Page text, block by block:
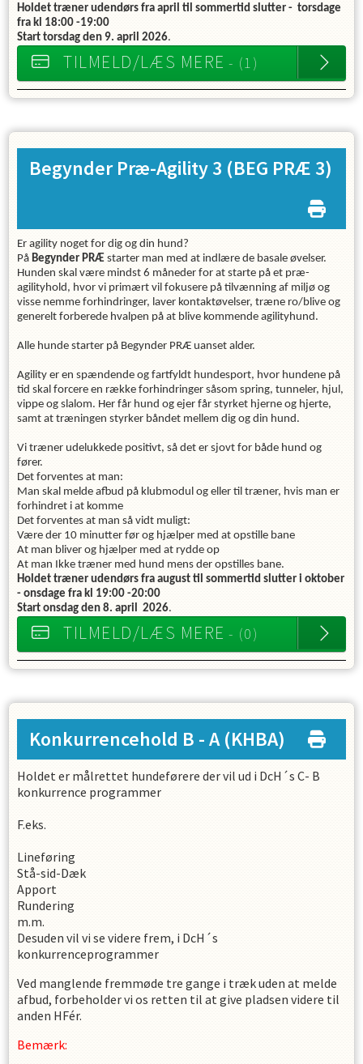
Holdet træner udendørs fra april til sommertid slutter - torsdage
fra kl 18:00 -19:00
Start torsdag den 9. april 2026.
TILMELD/LÆS MERE - (1)
Begynder Præ-Agility 3 (BEG PRÆ 3)
Er agility noget for dig og din hund?
På Begynder PRÆ starter man med at indlære de basale øvelser.
Hunden skal være mindst 6 måneder for at starte på et præ-
agilityhold, hvor vi primært vil fokusere på tilvænning af miljø og
visse nemme forhindringer, laver kontaktøvelser, træne ro/blive og
generelt forberede hvalpen på at blive kommende agilityhund.
Alle hunde starter på Begynder PRÆ uanset alder.
Agility er en spændende og fartfyldt hundesport, hvor hundene på
tid skal forcere en række forhindringer såsom spring, tunneler, hjul,
vippe og slalom. Her får hund og ejer får styrket hjerne og hjerte,
samt at træningen styrker båndet mellem dig og din hund.
Vi træner udelukkede positivt, så det er sjovt for både hund og
fører.
Det forventes at man:
Man skal melde afbud på klubmodul og eller til træner, hvis man er
forhindret i at komme
Det forventes at man så vidt muligt:
Være der 10 minutter før og hjælper med at opstille bane
At man bliver og hjælper med at rydde op
At man Ikke træner med hund mens der opstilles bane.
Holdet træner udendørs fra august til sommertid slutter i oktober
- onsdage fra kl 19:00 -20:00
Start onsdag den 8. april 2026.
TILMELD/LÆS MERE - (0)
Konkurrencehold B - A (KHBA)
Holdet er målrettet hundeførere der vil ud i DcH´s C- B
konkurrence programmer
F.eks.
Lineføring
Stå-sid-Dæk
Apport
Rundering
m.m.
Desuden vil vi se videre frem, i DcH´s
konkurrenceprogrammer
Ved manglende fremmøde tre gange i træk uden at melde
afbud, forbeholder vi os retten til at give pladsen videre til
anden HFér.
Bemærk: